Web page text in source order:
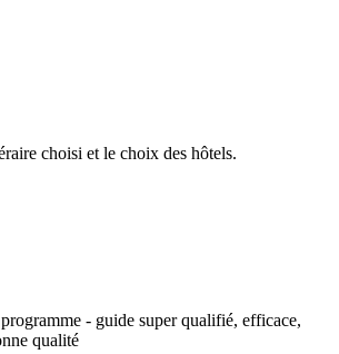
choisi et le choix des hôtels.
- guide super qualifié, efficace,
qualité